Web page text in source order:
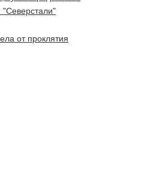
"Северстали"
от проклятия